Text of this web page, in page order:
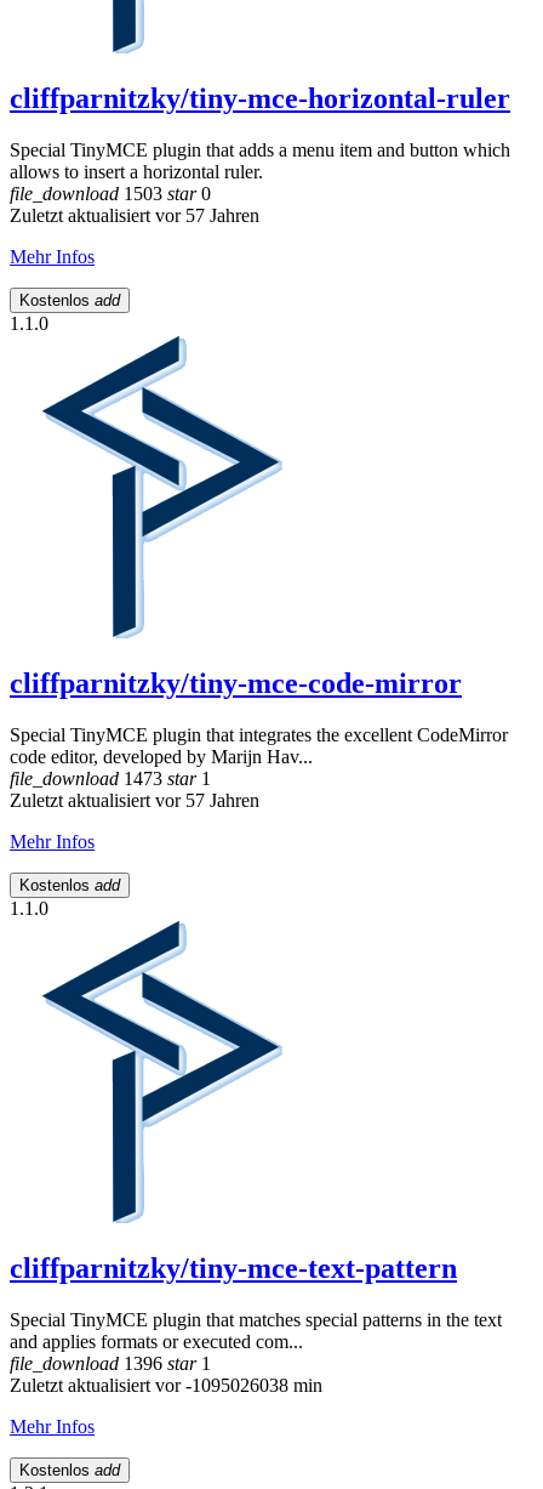
cliffparnitzky/tiny-mce-horizontal-ruler
Special TinyMCE plugin that adds a menu item and button which
allows to insert a horizontal ruler.
file_download 1503 star0
Zuletzt aktualisiert vor 57 Jahren
Mehr Infos
Kostenlos add
1.1.0
cliffparnitzky/tiny-mce-code-mirror
Special TinyMCE plugin that integrates the excellent CodeMirror
code editor, developed by Marijn Hav...
file_download 1473 star1
Zuletzt aktualisiert vor 57 Jahren
Mehr Infos
Kostenlos add
1.1.0
cliffparnitzky/tiny-mce-text-pattern
Special TinyMCE plugin that matches special patterns in the text
and applies formats or executed com...
file_download 1396 star1
Zuletzt aktualisiert vor -1095026038 min
Mehr Infos
Kostenlos add